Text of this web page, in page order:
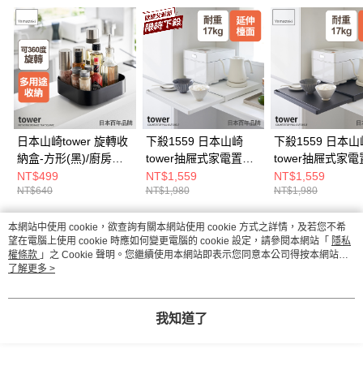
日本山崎tower 旋轉收
納盒-方形(黑)/廚房收
納盒/調味料架/廚房收
納
NT$499
NT$640
下殺1559 日本山崎
tower抽屜式家電置物
架(白)/電器架/廚房收
納架/廚房收納
NT$1,559
NT$1,980
下殺1559 日本山
tower抽屜式家電
架(黑)/電器架/廚
納架/廚房收納
NT$1,559
NT$1,980
熱門標籤
本網站中使用 cookie，欲查詢有關本網站使用 cookie 方式之詳情，及若您不希
望在電腦上使用 cookie 時應如何變更電腦的 cookie 設定，請參閱本網站「 隱私
權條款 」之 Cookie 聲明。您繼續使用本網站即表示您同意本公司得按本網站使
用條款之 Cookie 聲明使用 cookie。
了解更多 >
我知道了